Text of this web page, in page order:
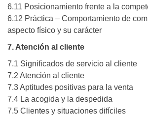
6.11 Posicionamiento frente a la
6.12 Práctica – Comportamiento de
aspecto físico y su carácter
7. Atención al cliente
7.1 Significados de servicio al cliente
7.2 Atención al cliente
7.3 Aptitudes positivas para la venta
7.4 La acogida y la despedida
7.5 Clientes y situaciones difíciles